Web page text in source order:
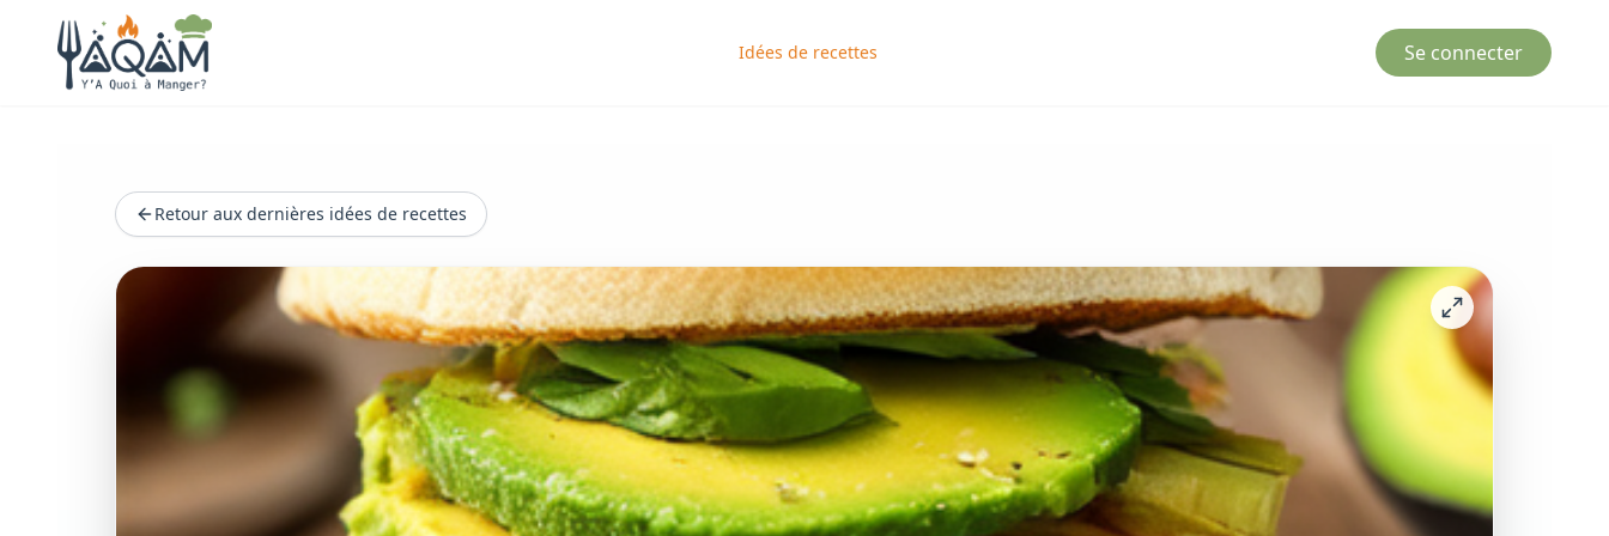
Idées de recettes Se connecter
Retour aux dernières idées de recettes